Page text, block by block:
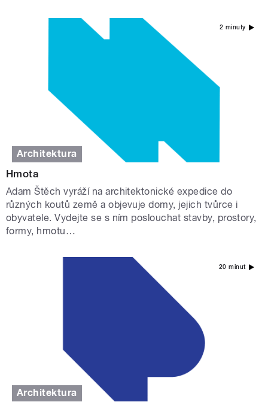
2 minuty
Architektura
Hmota
Adam Štěch vyráží na architektonické expedice do
různých koutů země a objevuje domy, jejich tvůrce i
obyvatele. Vydejte se s ním poslouchat stavby, prostory,
formy, hmotu…
20 minut
Architektura